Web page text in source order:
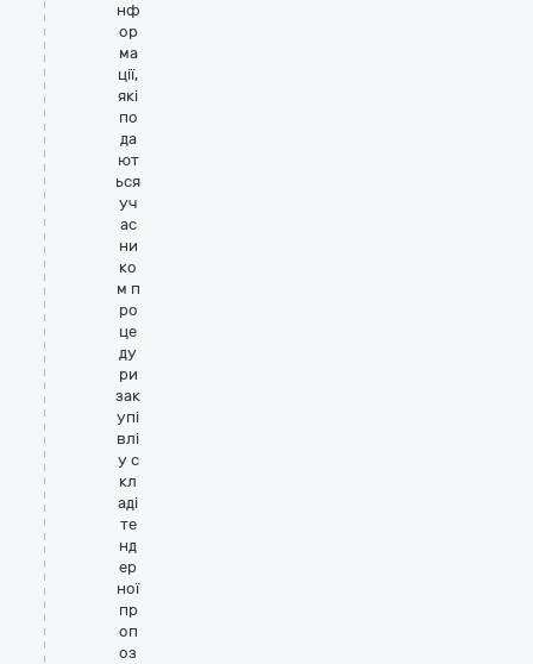
нф
ор
ма
ції,
які
по
да
ют
ься
уч
ас
ни
ко
м п
ро
це
ду
ри
зак
упі
влі
у с
кл
аді
те
нд
ер
ної
пр
оп
оз